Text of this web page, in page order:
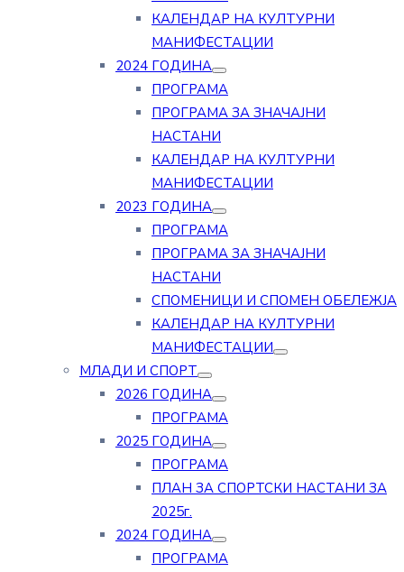
КАЛЕНДАР НА КУЛТУРНИ
МАНИФЕСТАЦИИ
2024 ГОДИНА
ПРОГРАМА
ПРОГРАМА ЗА ЗНАЧАЈНИ
НАСТАНИ
КАЛЕНДАР НА КУЛТУРНИ
МАНИФЕСТАЦИИ
2023 ГОДИНА
ПРОГРАМА
ПРОГРАМА ЗА ЗНАЧАЈНИ
НАСТАНИ
СПОМЕНИЦИ И СПОМЕН ОБЕЛЕЖЈА
КАЛЕНДАР НА КУЛТУРНИ
МАНИФЕСТАЦИИ
МЛАДИ И СПОРТ
2026 ГОДИНА
ПРОГРАМА
2025 ГОДИНА
ПРОГРАМА
ПЛАН ЗА СПОРТСКИ НАСТАНИ ЗА
2025г.
2024 ГОДИНА
ПРОГРАМА